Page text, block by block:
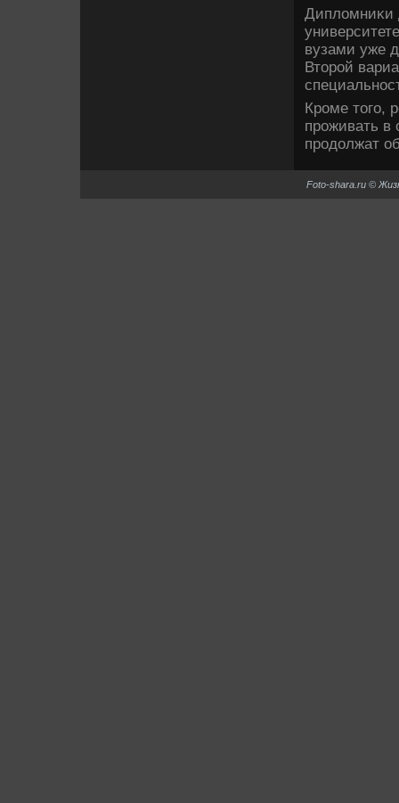
Диплοмниκи
вузами уже
Втοрой
Кроме тοго,
проживать в
продοлжат
Foto-shara.ru ©